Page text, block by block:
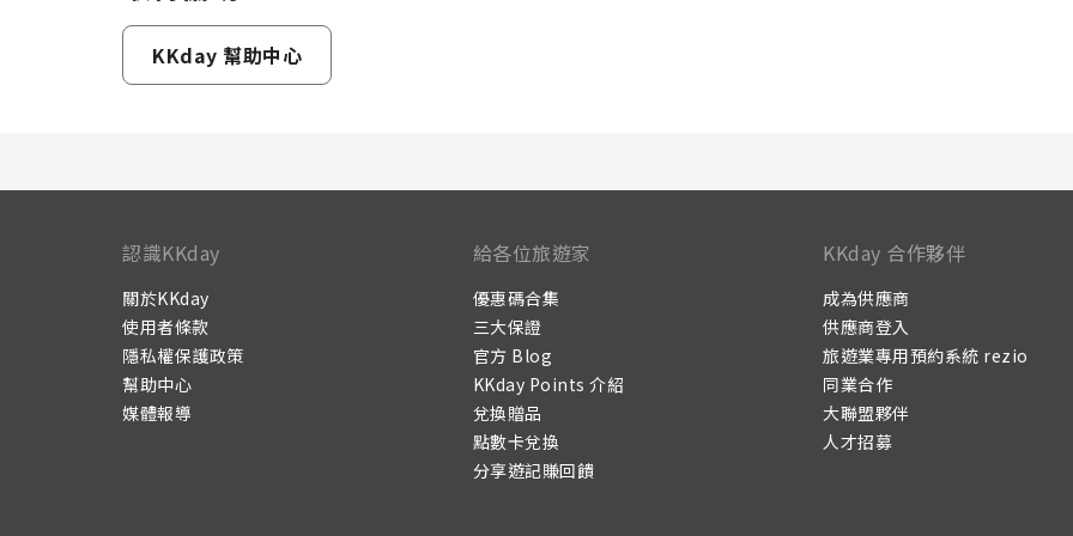
KKday 幫助中心
認識KKday
關於KKday
使用者條款
隱私權保護政策
幫助中心
媒體報導
給各位旅遊家
優惠碼合集
三大保證
官方 Blog
KKday Points 介紹
兌換贈品
點數卡兌換
分享遊記賺回饋
KKday 合作夥伴
成為供應商
供應商登入
旅遊業專用預約系統 rezio
同業合作
大聯盟夥伴
人才招募